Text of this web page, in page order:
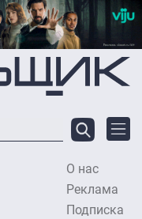
О нас
Реклама
Подписка